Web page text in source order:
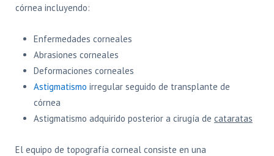
córnea incluyendo:
Enfermedades corneales
Abrasiones corneales
Deformaciones corneales
Astigmatismo irregular seguido de transplante de
córnea
Astigmatismo adquirido posterior a cirugía de cataratas
El equipo de topografía corneal consiste en una